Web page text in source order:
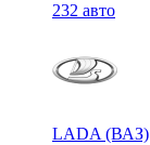
232 авто
LADA (ВАЗ)